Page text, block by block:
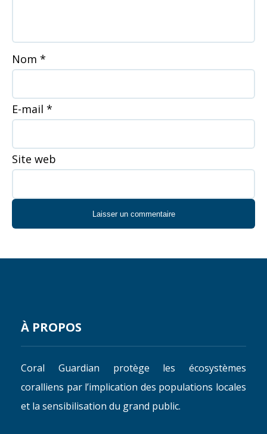
Nom *
E-mail *
Site web
À PROPOS
Coral Guardian protège les écosystèmes
coralliens par l’implication des populations locales
et la sensibilisation du grand public.